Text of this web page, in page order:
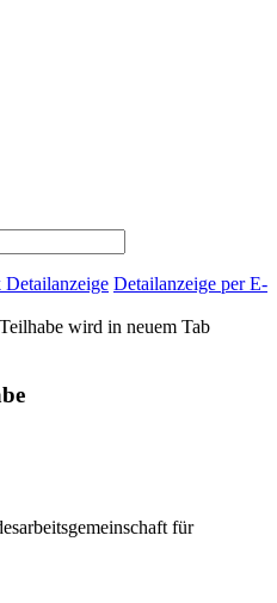
Detailanzeige Detailanzeige per E-
wird in neuem Tab
für